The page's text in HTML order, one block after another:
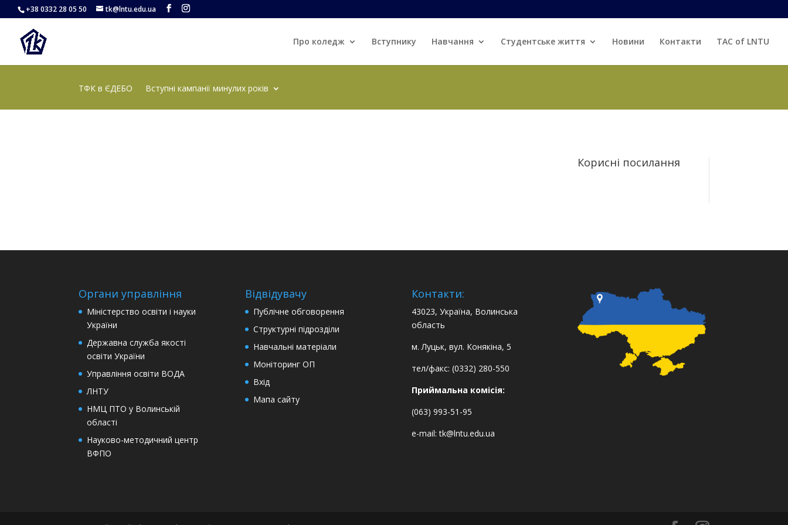
+38 0332 28 05 50 tk@lntu.edu.ua
Про коледж Вступнику Навчання Студентське життя Новини Контакти TAC of LNTU
ТФК в ЄДЕБО Вступні кампанії минулих років
Корисні посилання
Органи управління
Міністерство освіти і науки
України
Державна служба якості
освіти України
Управління освіти ВОДА
ЛНТУ
НМЦ ПТО у Волинській
області
Науково-методичний центр
ВФПО
Відвідувачу
Публічне обговорення
Структурні підрозділи
Навчальні матеріали
Моніторинг ОП
Вхід
Мапа сайту
Контакти:
43023, Україна, Волинська
область
м. Луцьк, вул. Конякіна, 5
тел/факс: (0332) 280-550
Приймальна комісія:
(063) 993-51-95
e-mail:tk@lntu.edu.ua